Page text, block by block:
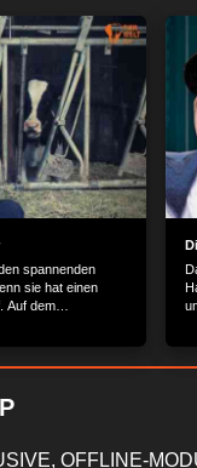
spannenden
sie hat einen
Auf dem
OFFLINE-